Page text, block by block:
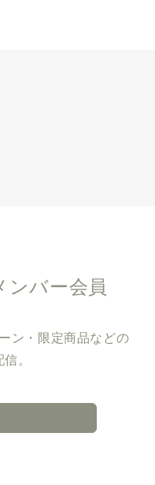
ンバー会員
ン・限定商品などの
。